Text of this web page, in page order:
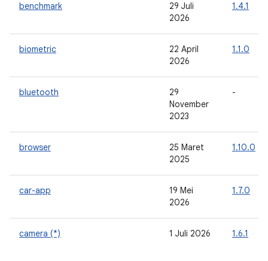
benchmark
29 Juli
2026
1.4.1
biometric
22 April
2026
1.1.0
bluetooth
29
November
2023
-
browser
25 Maret
2025
1.10.0
car-app
19 Mei
2026
1.7.0
camera (*) 1 Juli 2026 1.6.1